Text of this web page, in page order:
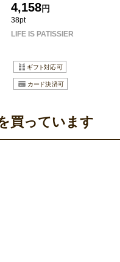
4,158円
38pt
LIFE IS PATISSIER
買っています